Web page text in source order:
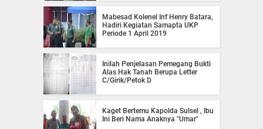
Mabesad Kolenel Inf Henry Batara,
Hadiri Kegiatan Samapta UKP
Periode 1 April 2019
Inilah Penjelasan Pemegang Bukti
Alas Hak Tanah Berupa Letter
C/Girik/Petok D
Kaget Bertemu Kapolda Sulsel , Ibu
Ini Beri Nama Anaknya "Umar"